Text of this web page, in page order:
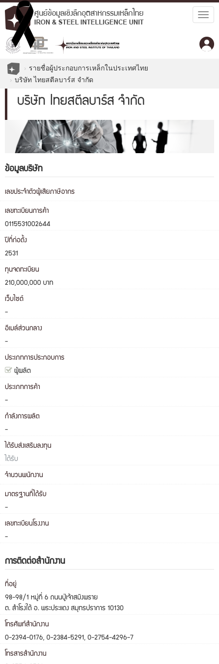
รายชื่อผู้ประกอบการเหล็กในประเทศไทย
บริษัท ไทยสตีลบาร์ส จำกัด
บริษัท ไทยสตีลบาร์ส จำกัด
ข้อมูลบริษัท
เลขประจำตัวผู้เสียภาษีอากร
เลขทะเบียนการค้า
0115531002644
ปีที่ก่อตั้ง
2531
ทุนจดทะเบียน
210,000,000 บาท
เว็บไซต์
-
อีเมล์ส่วนกลาง
-
ประเภทการประกอบการ
ผู้ผลิต
ประเภทการค้า
-
กำลังการผลิต
-
ได้รับส่งเสริมลงทุน
ได้รับ
จำนวนพนักงาน
มาตรฐานที่ได้รับ
-
เลขทะเบียนโรงงาน
-
การติดต่อสำนักงาน
ที่อยู่
98-98/1 หมู่ที่ 6 ถนนปู่เจ้าสมิงพราย
ต. สำโรงใต้ อ. พระประแดง สมุทรปราการ 10130
โทรศัพท์สำนักงาน
0-2394-0176, 0-2384-5291, 0-2754-4296-7
โทรสารสำนักงาน